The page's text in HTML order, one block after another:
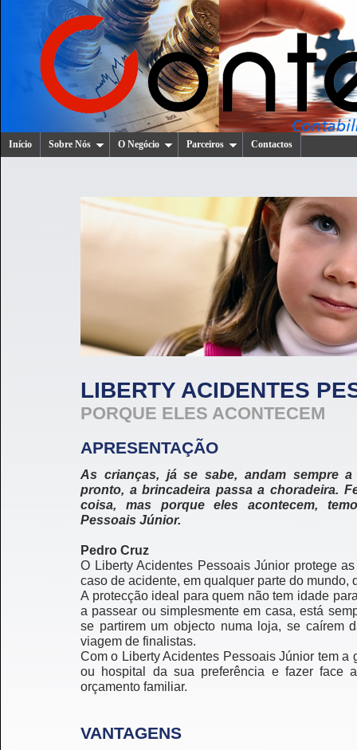
Início Sobre Nós O Negócio Parceiros Contactos
LIBERTY ACIDENTES
PORQUE ELES ACONTECEM
APRESENTAÇÃO
As crianças, já se sabe, andam sempre
pronto, a brincadeira passa a choradeira.
coisa, mas porque eles acontecem,
Pessoais Júnior.
Pedro Cruz
O Liberty Acidentes Pessoais Júnior protege
caso de acidente, em qualquer parte do mundo,
A protecção ideal para quem não tem idade
a passear ou simplesmente em casa, está
se partirem um objecto numa loja, se caírem
viagem de finalistas.
Com o Liberty Acidentes Pessoais Júnior tem a
ou hospital da sua preferência e fazer face
orçamento familiar.
VANTAGENS